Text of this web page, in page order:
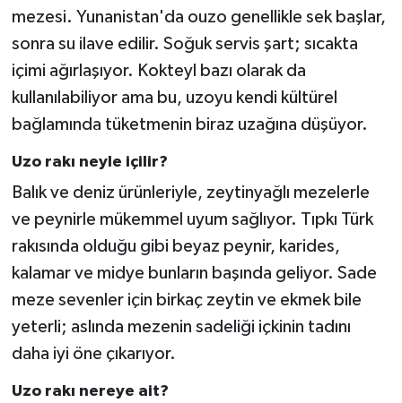
mezesi. Yunanistan'da ouzo genellikle sek başlar,
sonra su ilave edilir. Soğuk servis şart; sıcakta
içimi ağırlaşıyor. Kokteyl bazı olarak da
kullanılabiliyor ama bu, uzoyu kendi kültürel
bağlamında tüketmenin biraz uzağına düşüyor.
Uzo rakı neyle içilir?
Balık ve deniz ürünleriyle, zeytinyağlı mezelerle
ve peynirle mükemmel uyum sağlıyor. Tıpkı Türk
rakısında olduğu gibi beyaz peynir, karides,
kalamar ve midye bunların başında geliyor. Sade
meze sevenler için birkaç zeytin ve ekmek bile
yeterli; aslında mezenin sadeliği içkinin tadını
daha iyi öne çıkarıyor.
Uzo rakı nereye ait?